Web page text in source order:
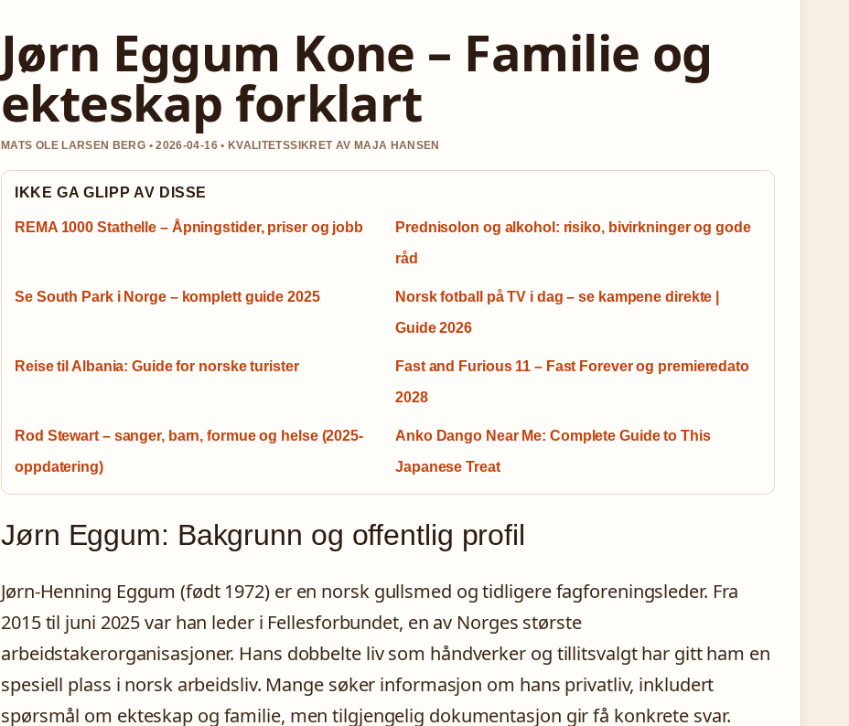
Jørn Eggum Kone – Familie og
ekteskap forklart
MATS OLE LARSEN BERG • 2026-04-16 • KVALITETSSIKRET AV MAJA HANSEN
IKKE GA GLIPP AV DISSE
REMA 1000 Stathelle – Åpningstider, priser og jobb
Prednisolon og alkohol: risiko, bivirkninger og gode
råd
Se South Park i Norge – komplett guide 2025
Norsk fotball på TV i dag – se kampene direkte |
Guide 2026
Reise til Albania: Guide for norske turister
Fast and Furious 11 – Fast Forever og premieredato
2028
Rod Stewart – sanger, barn, formue og helse (2025-
oppdatering)
Anko Dango Near Me: Complete Guide to This
Japanese Treat
Jørn Eggum: Bakgrunn og offentlig profil
Jørn-Henning Eggum (født 1972) er en norsk gullsmed og tidligere fagforeningsleder. Fra
2015 til juni 2025 var han leder i Fellesforbundet, en av Norges største
arbeidstakerorganisasjoner. Hans dobbelte liv som håndverker og tillitsvalgt har gitt ham en
spesiell plass i norsk arbeidsliv. Mange søker informasjon om hans privatliv, inkludert
spørsmål om ekteskap og familie, men tilgjengelig dokumentasjon gir få konkrete svar.